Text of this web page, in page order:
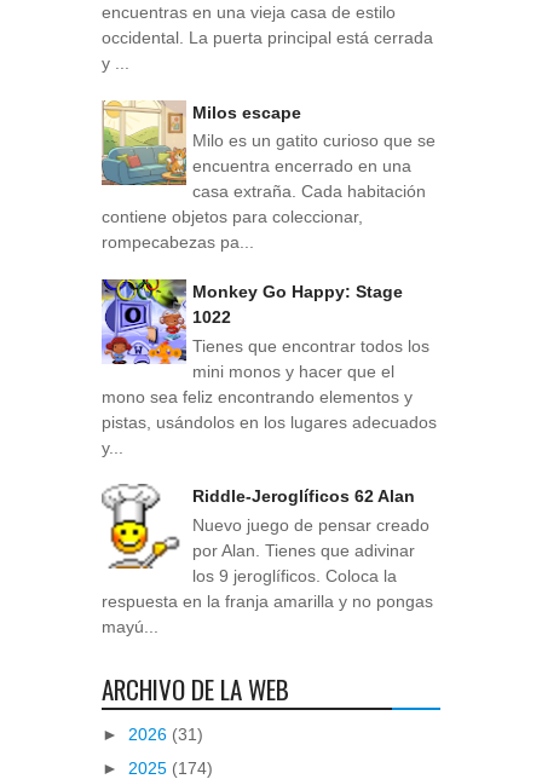
encuentras en una vieja casa de estilo
occidental. La puerta principal está cerrada
y ...
Milos escape
Milo es un gatito curioso que se
encuentra encerrado en una
casa extraña. Cada habitación
contiene objetos para coleccionar,
rompecabezas pa...
Monkey Go Happy: Stage
1022
Tienes que encontrar todos los
mini monos y hacer que el
mono sea feliz encontrando elementos y
pistas, usándolos en los lugares adecuados
y...
Riddle-Jeroglíficos 62 Alan
Nuevo juego de pensar creado
por Alan. Tienes que adivinar
los 9 jeroglíficos. Coloca la
respuesta en la franja amarilla y no pongas
mayú...
ARCHIVO DE LA WEB
► 2026 (31)
► 2025 (174)